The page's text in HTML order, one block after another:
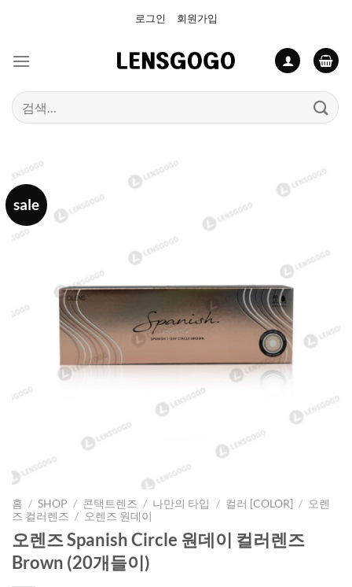
로그인 회원가입
검
색:
sale
홈 / SHOP / 콘택트렌즈 / 나만의 타입 / 컬러 [COLOR] / 오렌
즈 컬러렌즈 / 오렌즈 원데이
오렌즈 Spanish Circle 원데이 컬러렌즈
Brown (20개들이)